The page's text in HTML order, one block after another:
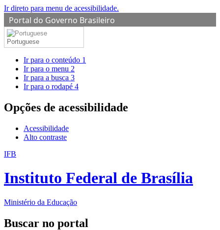
Ir direto para menu de acessibilidade.
Portal do Governo Brasileiro
Portuguese
Ir para o conteúdo 1
Ir para o menu 2
Ir para a busca 3
Ir para o rodapé 4
Opções de acessibilidade
Acessibilidade
Alto contraste
IFB
Instituto Federal de Brasília
Ministério da Educação
Buscar no portal